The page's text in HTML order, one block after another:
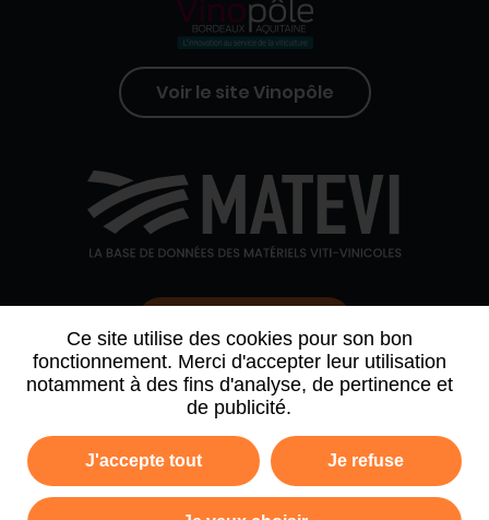
Ce site utilise des cookies pour son bon
fonctionnement. Merci d'accepter leur utilisation
notamment à des fins d'analyse, de pertinence et
de publicité.
J'accepte tout Je refuse
Voir le site Vinopôle
QUI SOMMES-NOUS AGENDA
ARCHIVE NEWSLETTER
Politique de confidentialité Mentions légales